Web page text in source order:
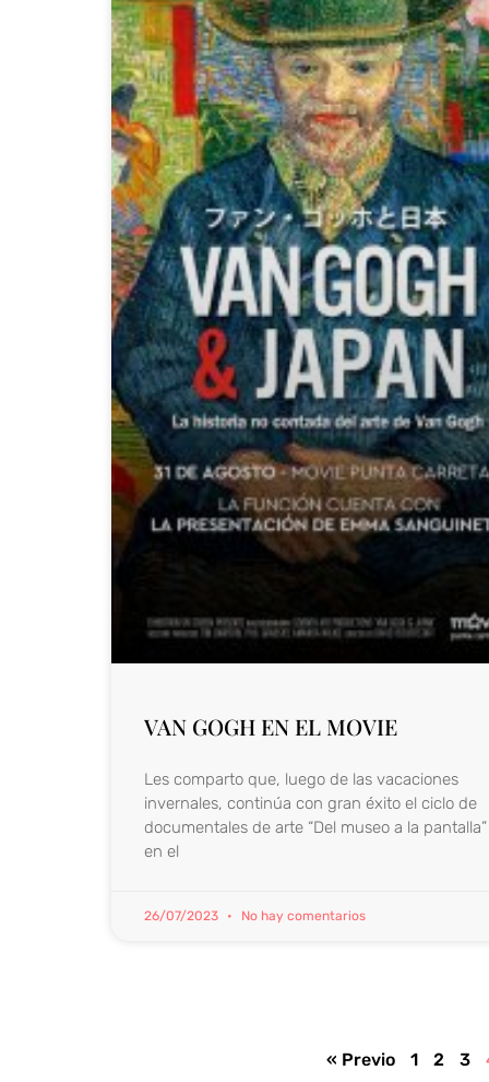
VAN GOGH EN EL MOVIE
Les comparto que, luego de las vacaciones
invernales, continúa con gran éxito el ciclo de
documentales de arte “Del museo a la pantalla”
en el
26/07/2023 No hay comentarios
« Previo 1 2 3